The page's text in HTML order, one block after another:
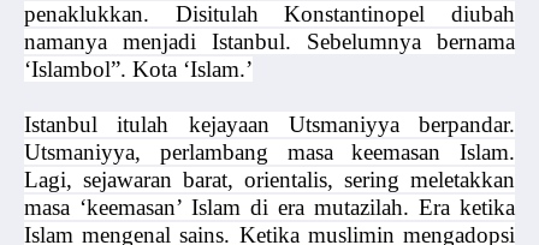
penaklukkan. Disitulah Konstantinopel diubah
namanya menjadi Istanbul. Sebelumnya bernama
‘Islambol”. Kota ‘Islam.’
Istanbul itulah kejayaan Utsmaniyya berpandar.
Utsmaniyya, perlambang masa keemasan Islam.
Lagi, sejawaran barat, orientalis, sering meletakkan
masa ‘keemasan’ Islam di era mutazilah. Era ketika
Islam mengenal sains. Ketika muslimin mengadopsi